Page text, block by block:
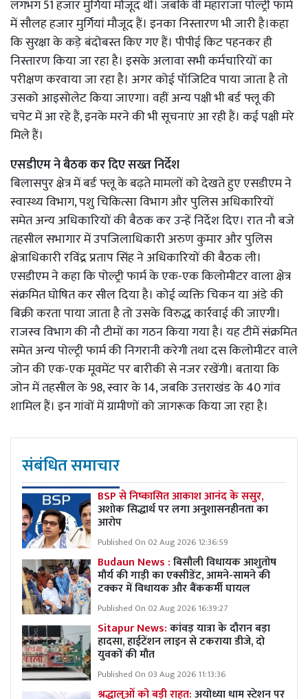
लगभग 51 हजार मुर्गियां मौजूद थीं। जबकि वी महाराजा पोल्ट्री फार्म
में सौलह हजार मुर्गियां मौजूद हैं। इनका निस्तारण भी जारी है।कहा
कि सुरक्षा के कड़े बंदोबस्त किए गए हैं। पीपीई किट पहनकर ही
निस्तारण किया जा रहा है। इसके अलावा सभी कर्मचारियों का
परीक्षण करवाया जा रहा है। अगर कोई पॉजिटिव पाया जाता है तो
उसको आइसोलेट किया जाएगा। वहीं अन्य पक्षी भी बर्ड फ्लू की
चपेट में आ रहे हैं, इनके मरने की भी सूचनाएं आ रही हैं। कई पक्षी मरे
मिले हैं।
एसडीएम ने बैठक कर दिए सख्त निर्देश
बिलासपुर क्षेत्र में बर्ड फ्लू के बढ़ते मामलों को देखते हुए एसडीएम ने
स्वास्थ्य विभाग, पशु चिकित्सा विभाग और पुलिस अधिकारियों
समेत अन्य अधिकारियों की बैठक कर उन्हें निर्देश दिए। रात नौ बजे
तहसील सभागार में उपजिलाधिकारी अरुण कुमार और पुलिस
क्षेत्राधिकारी रविंद्र प्रताप सिंह ने अधिकारियों की बैठक ली।
एसडीएम ने कहा कि पोल्ट्री फार्म के एक-एक किलोमीटर वाला क्षेत्र
संक्रमित घोषित कर सील दिया है। कोई व्यक्ति चिकन या अंडे की
बिक्री करता पाया जाता है तो उसके विरुद्ध कार्रवाई की जाएगी।
राजस्व विभाग की नौ टीमों का गठन किया गया है। यह टीमें संक्रमित
समेत अन्य पोल्ट्री फार्म की निगरानी करेगी तथा दस किलोमीटर वाले
जोन की एक-एक मूवमेंट पर बारीकी से नजर रखेंगी। बताया कि
जोन में तहसील के 98, स्वार के 14, जबकि उत्तराखंड के 40 गांव
शामिल हैं। इन गांवों में ग्रामीणों को जागरूक किया जा रहा है।
संबंधित समाचार
BSP से निष्कासित आकाश आनंद के ससुर,
अशोक सिद्धार्थ पर लगा अनुशासनहीनता का
आरोप
Published On 02 Aug 2026 12:36:59
Budaun News :बिसौली विधायक आशुतोष
मौर्य की गाड़ी का एक्सीडेंट, आमने-सामने की
टक्कर में विधायक और बैंककर्मी घायल
Published On 02 Aug 2026 16:39:27
Sitapur News:कांवड़ यात्रा के दौरान बड़ा
हादसा, हाईटेंशन लाइन से टकराया डीजे, दो
युवकों की मौत
Published On 03 Aug 2026 11:13:36
श्रद्धालुओं को बड़ी राहत:अयोध्या धाम स्टेशन पर